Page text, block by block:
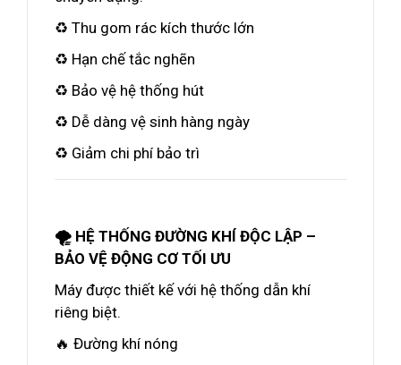
♻️ Thu gom rác kích thước lớn
♻️ Hạn chế tắc nghẽn
♻️ Bảo vệ hệ thống hút
♻️ Dễ dàng vệ sinh hàng ngày
♻️ Giảm chi phí bảo trì
🌪️ HỆ THỐNG ĐƯỜNG KHÍ ĐỘC LẬP –
BẢO VỆ ĐỘNG CƠ TỐI ƯU
Máy được thiết kế với hệ thống dẫn khí
riêng biệt.
🔥 Đường khí nóng